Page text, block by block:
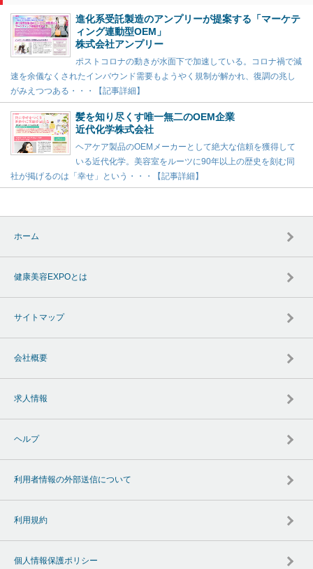
進化系受託製造のアンプリーが提案する「マーケテ
ィング連動型OEM」
株式会社アンプリー
ポストコロナの動きが水面下で加速している。コロナ禍で減
速を余儀なくされたインバウンド需要もようやく規制が解かれ、復調の兆し
がみえつつある・・・【記事詳細】
髪を知り尽くす唯一無二のOEM企業
近代化学株式会社
ヘアケア製品のOEMメーカーとして絶大な信頼を獲得して
いる近代化学。美容室をルーツに90年以上の歴史を刻む同
社が掲げるのは「幸せ」という・・・【記事詳細】
ホーム
健康美容EXPOとは
サイトマップ
会社概要
求人情報
ヘルプ
利用者情報の外部送信について
利用規約
個人情報保護ポリシー